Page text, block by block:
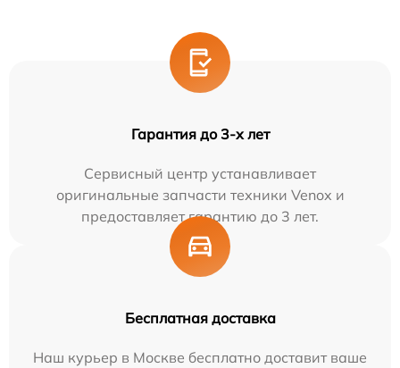
Гарантия до 3-х лет
Сервисный центр устанавливает
оригинальные запчасти техники Venox и
предоставляет гарантию до 3 лет.
Бесплатная доставка
Наш курьер в Москве бесплатно доставит ваше